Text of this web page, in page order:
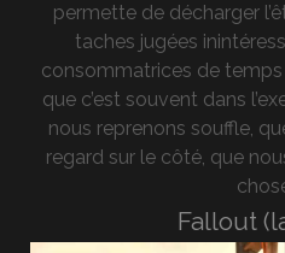
permette de décharger
taches jugées
consommatrices de temps
que c’est souvent dans
nous reprenons souffle,
regard sur le côté, que
Fallout